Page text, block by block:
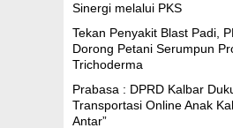
Sinergi melalui PKS
Tekan Penyakit Blast Padi,
Dorong Petani Serumpun
Trichoderma
Prabasa : DPRD Kalbar
Transportasi Online Anak
Antar”